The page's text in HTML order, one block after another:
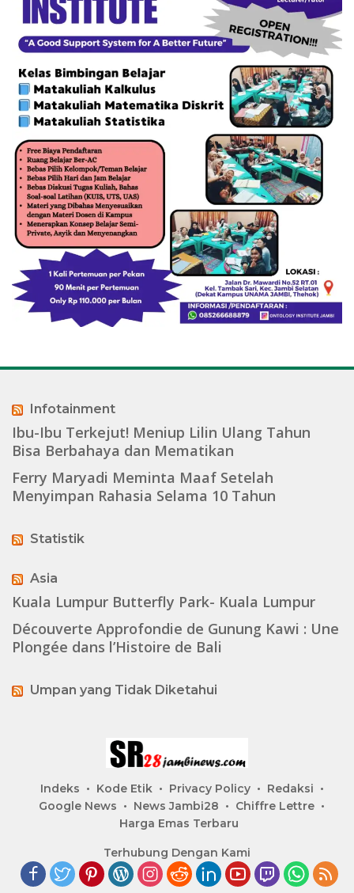
Infotainment
Ibu-Ibu Terkejut! Meniup Lilin Ulang Tahun
Bisa Berbahaya dan Mematikan
Ferry Maryadi Meminta Maaf Setelah
Menyimpan Rahasia Selama 10 Tahun
Statistik
Asia
Kuala Lumpur Butterfly Park- Kuala Lumpur
Découverte Approfondie de Gunung Kawi : Une
Plongée dans l’Histoire de Bali
Umpan yang Tidak Diketahui
Indeks Kode Etik Privacy Policy
Redaksi
Google News
News Jambi28
Chiffre Lettre
Harga Emas Terbaru
Terhubung Dengan Kami